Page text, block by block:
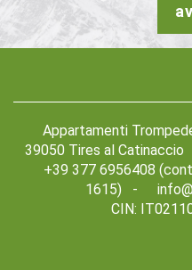
Appartamenti
39050 Tires al
+39 377 6956408
1615) -
CIN: